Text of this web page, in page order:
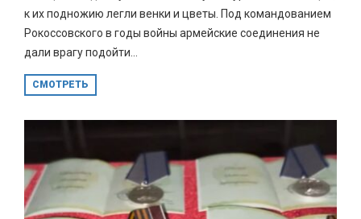
к их подножию легли венки и цветы. Под командованием
Рокоссовского в годы войны армейские соединения не
дали врагу подойти...
СМОТРЕТЬ